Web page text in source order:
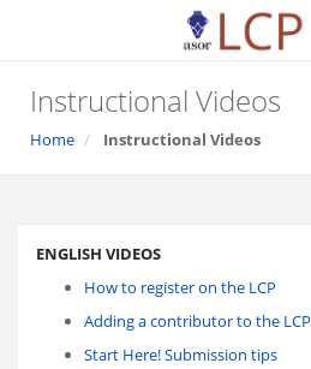
Instructional Videos
Home Instructional Videos
ENGLISH VIDEOS
How to register on the LCP
Adding a contributor to the LCP
Start Here! Submission tips